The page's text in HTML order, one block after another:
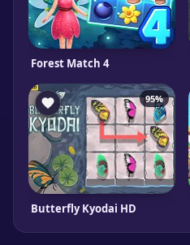
Forest Match 4
95%
Butterfly Kyodai HD